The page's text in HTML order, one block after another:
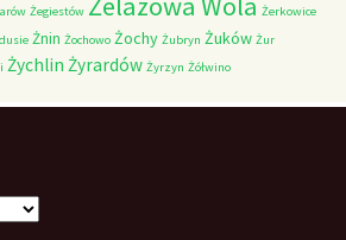
Żegiestów
Żerkowice
Żnin Żochowo Żochy Żubryn Żuków Żur
Żychlin Żyrardów Żyrzyn Żółwino